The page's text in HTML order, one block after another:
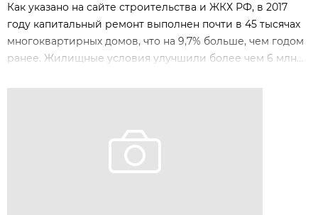
Как указано на сайте строительства и ЖКХ РФ, в 2017
году капитальный ремонт выполнен почти в 45 тысячах
многоквартирных домов, что на 9,7% больше, чем годом
ранее. Жилищные условия улучшили более чем 6 млн...